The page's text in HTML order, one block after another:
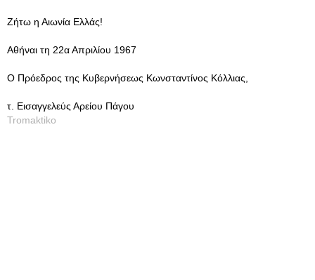
Ζήτω η Αιωνία Ελλάς!
Αθήναι τη 22α Απριλίου 1967
Ο Πρόεδρος της Κυβερνήσεως Κωνσταντίνος Κόλλιας,
τ. Εισαγγελεύς Αρείου Πάγου
Tromaktiko